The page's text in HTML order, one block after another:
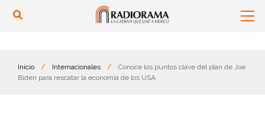
Inicio / Internacionales /
Conoce los puntos clave del plan de Joe
Biden para rescatar la economía de los USA